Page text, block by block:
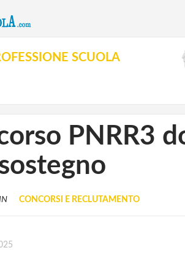
SCUOLA
PNRR3
CONCORSI E RECLUTAMENTO